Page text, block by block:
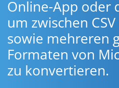
Online-App oder
um zwischen
sowie mehreren
Formaten von
zu konvertieren.